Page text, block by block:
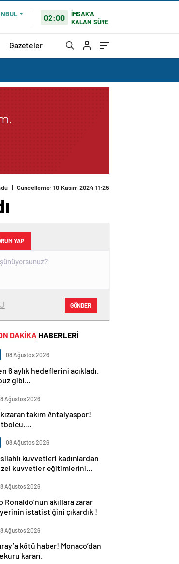
02:00
İMSAK'A
KALAN SÜRE
Gazeteler
| Güncelleme: 10 Kasım 2024 11:25
YAP
GÖNDER
DAKİKA HABERLERİ
08 Ağustos 2026
6 aylık hedeflerini açıkladı.
gibi…
Ağustos 2026
takım Antalyaspor!
08 Ağustos 2026
kuvvetleri kadınlardan
kuvvetler eğitimlerini
Ağustos 2026
Ronaldo’nun akıllara zarar
istatistiğini çıkardık !
Ağustos 2026
kötü haber! Monaco’dan
kararı.